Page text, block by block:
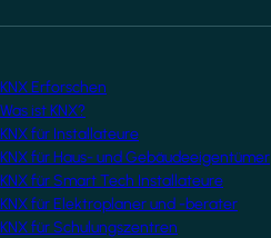
KNX Erforschen
Was ist KNX?
KNX für Installateure
KNX für Haus- und Gebäudeeigentümer
KNX für Smart Tech Installateure
KNX für Elektroplaner und -berater
KNX für Schulungszentren